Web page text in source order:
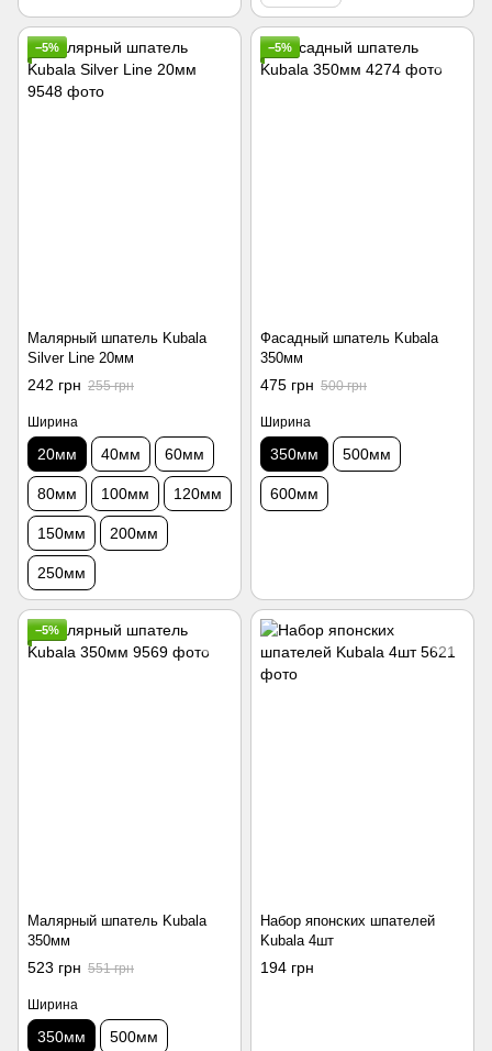
−5%
Малярный шпатель Kubala
Silver Line 20мм
242 грн 255 грн
Ширина
20мм 40мм 60мм
80мм 100мм 120мм
150мм 200мм
250мм
−5%
Фасадный шпатель Kubala
350мм
475 грн 500 грн
Ширина
350мм 500мм
600мм
−5%
Малярный шпатель Kubala
350мм
523 грн 551 грн
Ширина
350мм 500мм
Набор японских шпателей
Kubala 4шт
194 грн